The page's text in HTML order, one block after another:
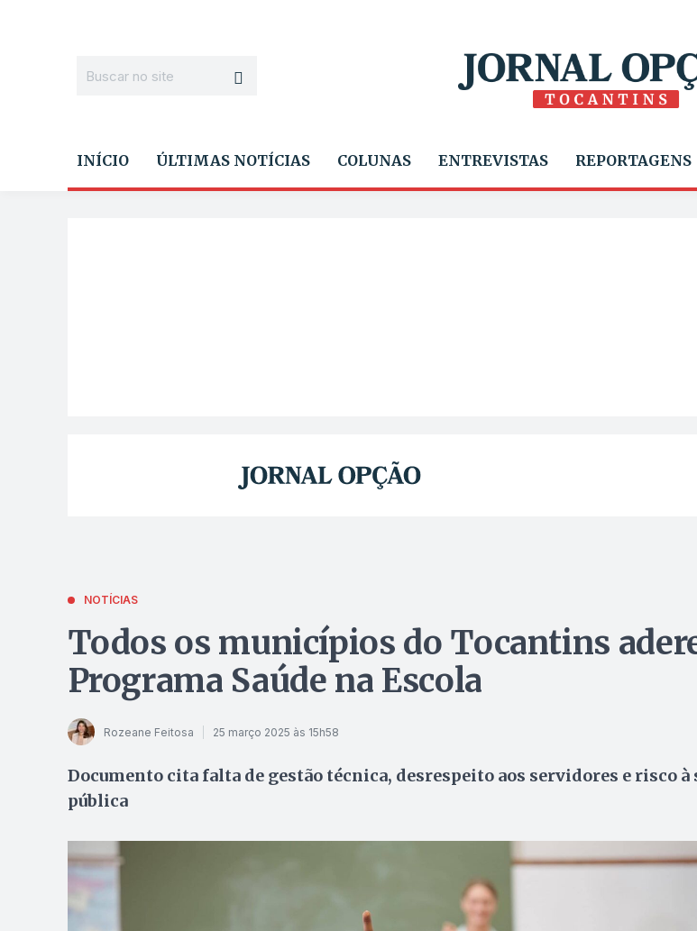
INÍCIO ÚLTIMAS NOTÍCIAS COLUNAS ENTREVISTAS REPORTAGENS
NOTÍCIAS
Todos os municípios do Tocantins
Programa Saúde na Escola
Rozeane Feitosa 25 março 2025 às 15h58
Documento cita falta de gestão técnica, desrespeito aos servidores e risco à
pública